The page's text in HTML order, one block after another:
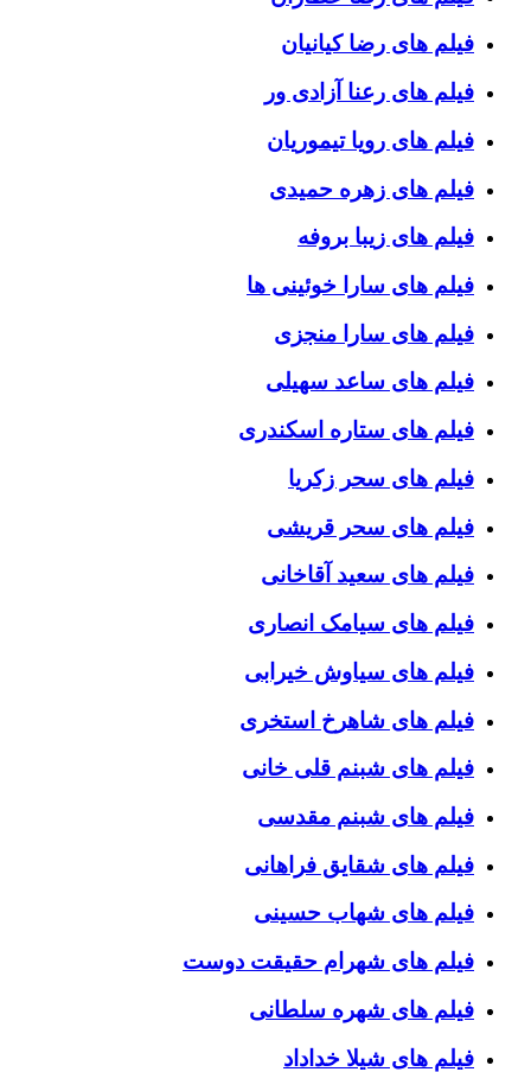
فیلم های رضا کیانیان
فیلم های رعنا آزادی ور
فیلم های رویا تیموریان
فیلم های زهره حمیدی
فیلم های زیبا بروفه
فیلم های سارا خوئینی ها
فیلم های سارا منجزی
فیلم های ساعد سهیلی
فیلم های ستاره اسکندری
فیلم های سحر زکریا
فیلم های سحر قریشی
فیلم های سعید آقاخانی
فیلم های سیامک انصاری
فیلم های سیاوش خیرابی
فیلم های شاهرخ استخری
فیلم های شبنم قلی خانی
فیلم های شبنم مقدسی
فیلم های شقایق فراهانی
فیلم های شهاب حسینی
فیلم های شهرام حقیقت دوست
فیلم های شهره سلطانی
فیلم های شیلا خداداد